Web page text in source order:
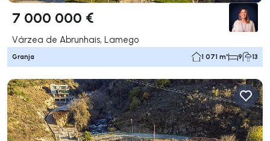
7 000 000 €
Várzea de Abrunhais, Lamego
Granja 1 071 m² 9 13